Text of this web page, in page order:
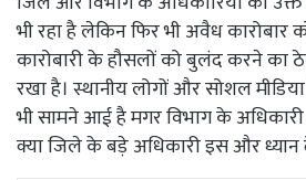
भी रहा है लेकिन फिर भी अवैध कारोबार
कारोबारी के हौसलों को बुलंद करने का
रखा है। स्थानीय लोगों और सोशल
भी सामने आई है मगर विभाग के अधिकारी
क्या जिले के बड़े अधिकारी इस और ध्यान